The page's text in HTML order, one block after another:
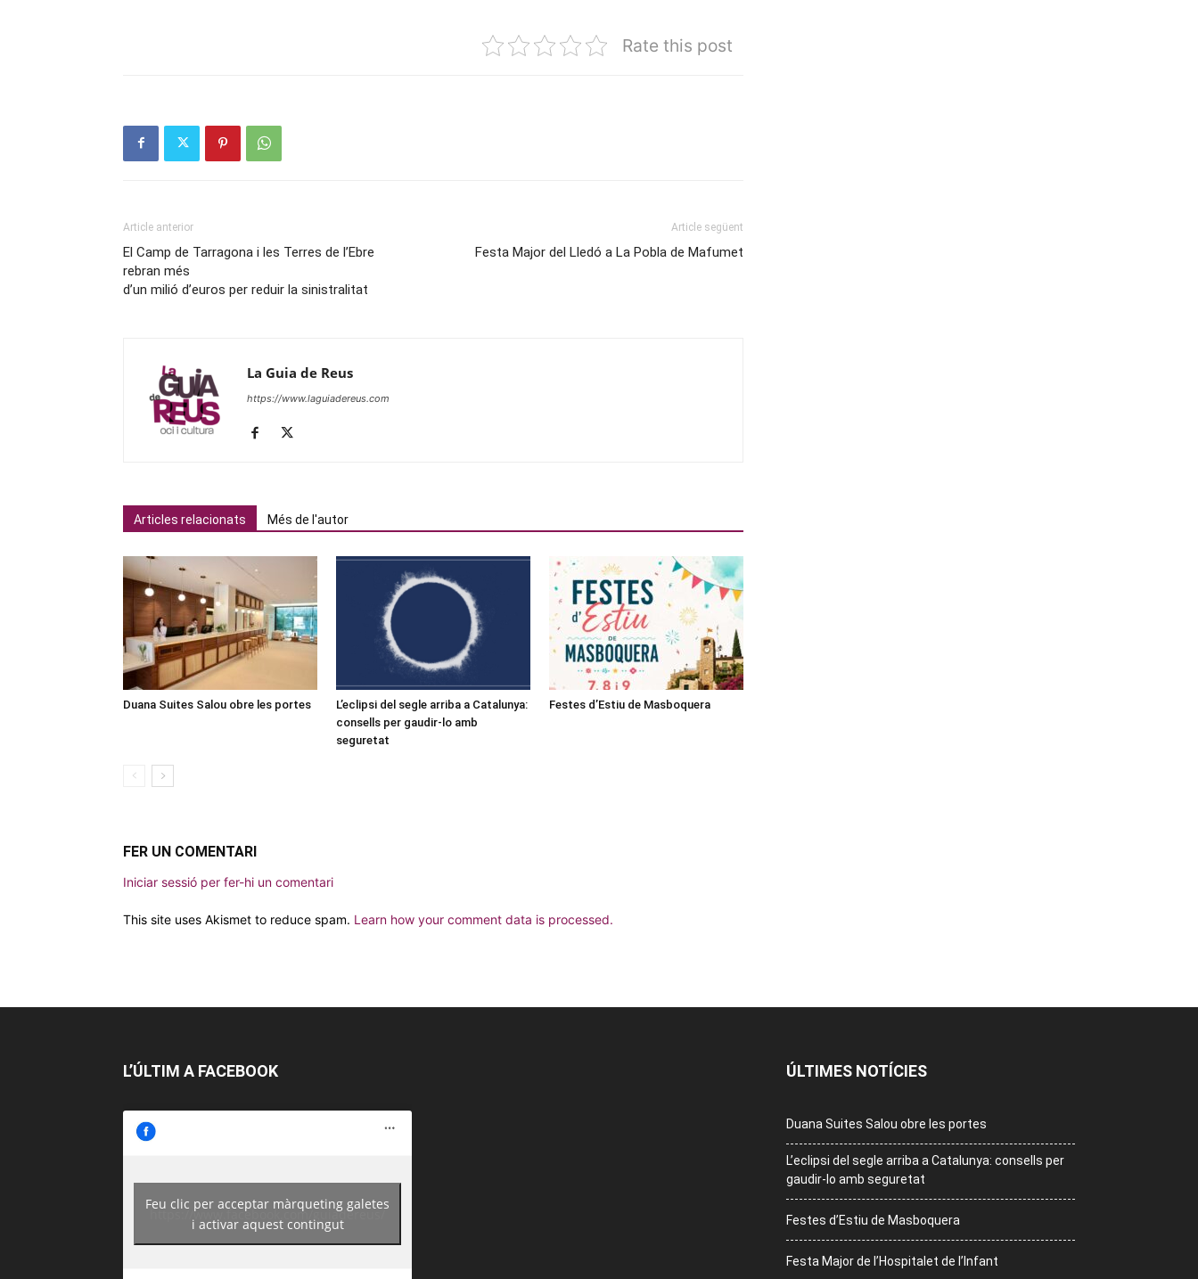
Rate this post
Article anterior
El Camp de Tarragona i les Terres de l’Ebre
rebran més
d’un milió d’euros per reduir la sinistralitat
Article següent
Festa Major del Lledó a La Pobla de Mafumet
La Guia de Reus
https://www.laguiadereus.com
Articles relacionats Més de l'autor
Duana Suites Salou obre les portes
L’eclipsi del segle arriba a Catalunya:
consells per gaudir-lo amb
seguretat
Festes d’Estiu de Masboquera
FER UN COMENTARI
Iniciar sessió per fer-hi un comentari
This site uses Akismet to reduce spam. Learn how your comment data is processed.
L’ÚLTIM A FACEBOOK
https://www.facebook.com/guiadereus/
Feu clic per acceptar màrqueting galetes
i activar aquest contingut
ÚLTIMES NOTÍCIES
Duana Suites Salou obre les portes
L’eclipsi del segle arriba a Catalunya: consells per
gaudir-lo amb seguretat
Festes d’Estiu de Masboquera
Festa Major de l’Hospitalet de l’Infant